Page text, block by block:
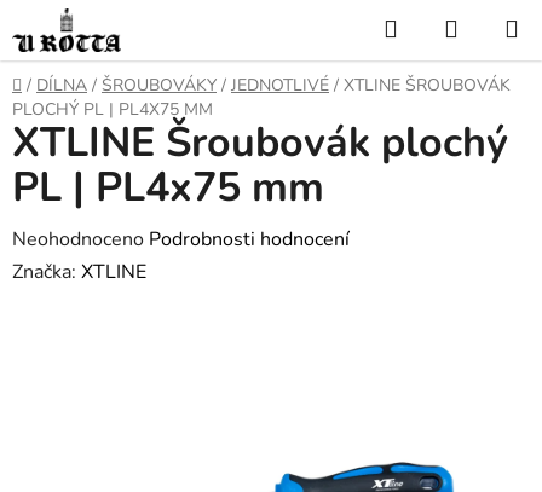
na
obsah
Hledat
KOŠÍK
DOMŮ
/ DÍLNA / ŠROUBOVÁKY / JEDNOTLIVÉ / XTLINE ŠROUBOVÁK
PLOCHÝ PL | PL4X75 MM
XTLINE Šroubovák plochý
PL | PL4x75 mm
Průměrné
hodnocení
Neohodnoceno Podrobnosti hodnocení
Značka: XTLINE